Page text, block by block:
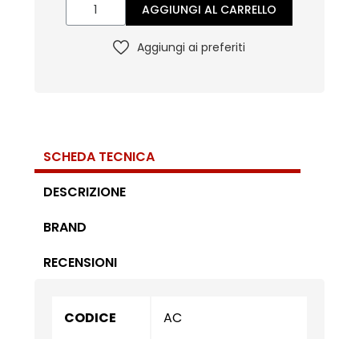
AGGIUNGI AL CARRELLO
Aggiungi ai preferiti
SCHEDA TECNICA
DESCRIZIONE
BRAND
RECENSIONI
CODICE AC